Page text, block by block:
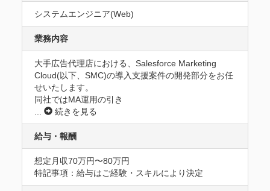
システムエンジニア(Web)
業務内容
大手広告代理店における、Salesforce Marketing
Cloud(以下、SMC)の導入支援案件の開発部分をお任
せいたします。
同社ではMA運用の引き
続きを見る
給与・報酬
想定月収70万円〜80万円
特記事項：給与はご経験・スキルにより決定